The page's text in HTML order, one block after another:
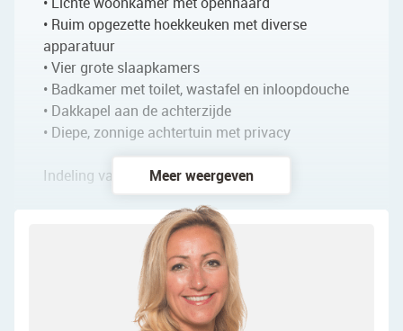
• Ruim opgezette hoekkeuken met diverse
apparatuur
• Vier grote slaapkamers
• Badkamer met toilet, wastafel en inloopdouche
• Dakkapel aan de achterzijde
• Diepe, zonnige achtertuin met privacy
Indeling van de woning:
Via de netjes verzorgde voortuin, die is ingericht
met zowel tegels als groen, bereik je de overdekte
voordeur van de woning. Achter de voordeur
bevindt zich een ruime entreehal. Vanuit hier is er
toegang tot een toiletruimte met zwevend toilet en
Meer weergeven